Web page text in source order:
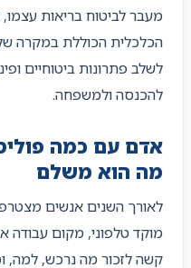
מעבר לביטוח בריאות
הכלכלית הכוללת במקרה
לשלב פתרונות ביטוחיים
להכנסה ולמשפחה.
אדם עם כמה
מה הוא משלם
לאורך השנים אנשים
מוקד טלפוני, מקום עבודה
קשה לזכור מה נרכש, למה,